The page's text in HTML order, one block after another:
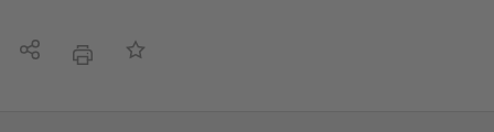
PartagerimprimerAjouter à liste d'article